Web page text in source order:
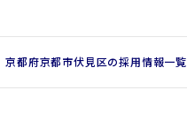
京都府京都市伏見区の採用情報一覧